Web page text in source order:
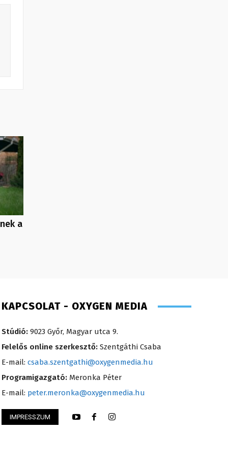
a
könyvelési asszisztens – 2020
KAPCSOLAT - OXYGEN MEDIA
Stúdió: 9023 Győr, Magyar utca 9.
Felelős online szerkesztő: Szentgáthi Csaba
E-mail: csaba.szentgathi@oxygenmedia.hu
Programigazgató: Meronka Péter
E-mail: peter.meronka@oxygenmedia.hu
IMPRESSZUM